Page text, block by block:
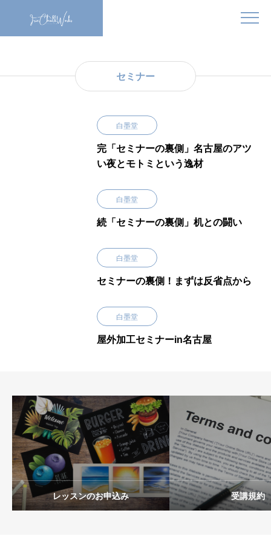
セミナー
白墨堂
完「セミナーの裏側」名古屋のアツ
い夜とモトミという逸材
白墨堂
続「セミナーの裏側」机との闘い
白墨堂
セミナーの裏側！まずは反省点から
白墨堂
屋外加工セミナーin名古屋
レッスンのお申込み 受講規約